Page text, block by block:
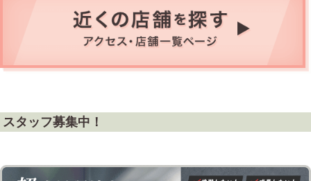
スタッフ募集中！